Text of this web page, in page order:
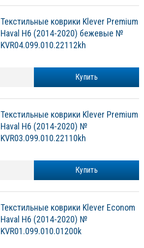
Текстильные коврики Klever Premium
Haval H6 (2014-2020) бежевые №
KVR04.099.010.22112kh
Купить
Текстильные коврики Klever Premium
Haval H6 (2014-2020) №
KVR03.099.010.22110kh
Купить
Текстильные коврики Klever Econom
Haval H6 (2014-2020) №
KVR01.099.010.01200k